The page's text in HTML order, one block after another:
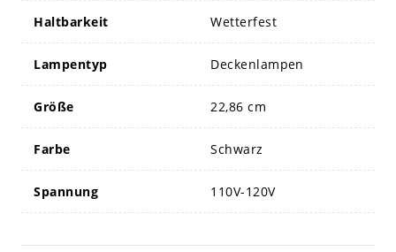
Haltbarkeit Wetterfest
Lampentyp Deckenlampen
Größe 22,86 cm
Farbe Schwarz
Spannung 110V-120V